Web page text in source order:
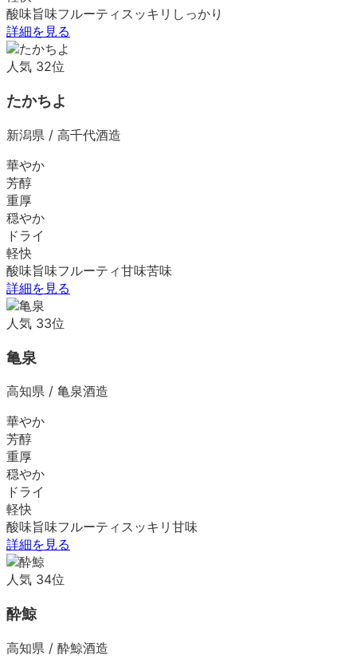
酸味旨味フルーティ スッキリ しっかり
詳細を見る
人気 32位
たかちよ
新潟県 / 高千代酒造
華やか
芳醇
重厚
穏やか
ドライ
軽快
酸味旨味フルーティ甘味苦味
詳細を見る
人気 33位
亀泉
高知県 / 亀泉酒造
華やか
芳醇
重厚
穏やか
ドライ
軽快
酸味旨味フルーティ スッキリ 甘味
詳細を見る
人気 34位
酔鯨
高知県 / 酔鯨酒造